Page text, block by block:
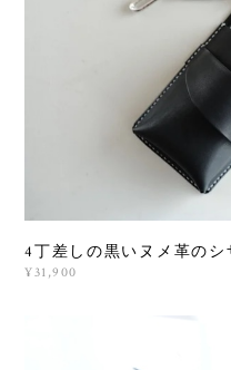
4丁差しの黒いヌメ革のシ
¥31,900